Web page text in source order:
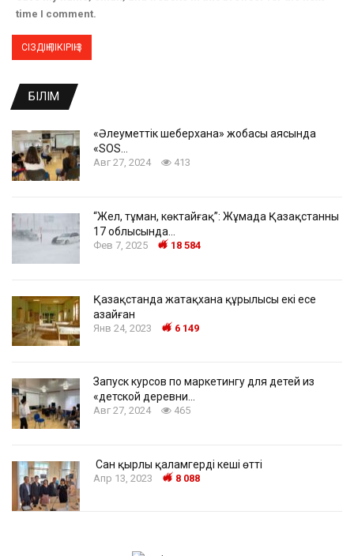
time I comment.
БІЛІМ
«Әлеуметтік шеберхана» жобасы аясында
«SOS…
Авг 27, 2024 413
“Жел, тұман, көктайғақ”: Жұмада Қазақстанның
17 облысында…
Фев 7, 2025 18 584
Қазақстанда жатақхана құрылысы екі есе
азайған
Янв 24, 2023 6 149
Запуск курсов по маркетингу для детей из
«детской деревни…
Авг 27, 2024 465
Сан қырлы қаламгердің кеші өтті
Апр 13, 2023 8 088